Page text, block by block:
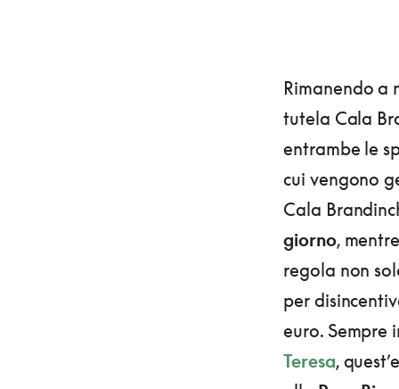
Rimanendo a
tutela Cala
entrambe le
cui vengono
Cala
giorno,
regola non
per
euro. Sempre
Teresa,